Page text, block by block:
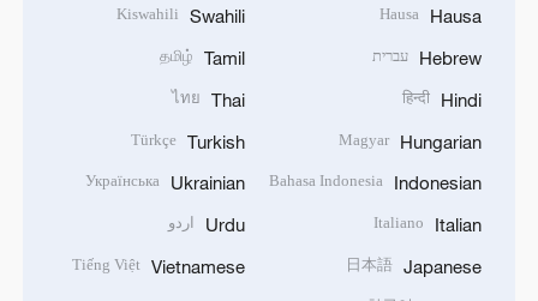
Hausa
Hausa
Hebrew עברית
Hindi
हिन्दी
Hungarian
Magyar
Indonesian
Bahasa Indonesia
Italian
Italiano
Japanese
日本語
Swahili
Kiswahili
Tamil
தமிழ்
Thai
ไทย
Turkish
Türkçe
Ukrainian
Українська
Urdu اردو
Vietnamese
Tiếng Việt